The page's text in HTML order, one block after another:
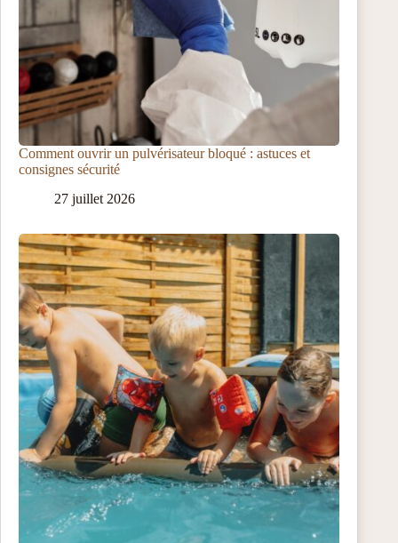
Comment ouvrir un pulvérisateur bloqué : astuces et
consignes sécurité
27 juillet 2026